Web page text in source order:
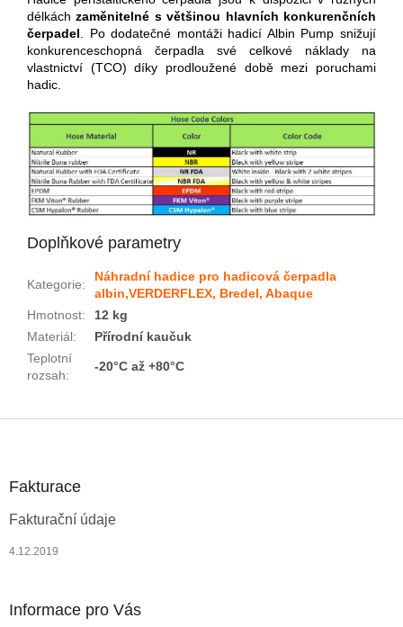
délkáchzaměnitelné s většinou hlavních konkurenčních
čerpadel . Po dodatečné montáži hadicí Albin Pump snižují
konkurenceschopná čerpadla své celkové náklady na
vlastnictví (TCO) díky prodloužené době mezi poruchami
hadic.
Doplňkové parametry
Kategorie:
Náhradní hadice pro hadicová čerpadla
albin,VERDERFLEX, Bredel, Abaque
Hmotnost:
12 kg
Materiál:
Přírodní kaučuk
Teplotní
rozsah:
-20°C až +80°C
Fakturace
Fakturační údaje
4.12.2019
Informace pro Vás